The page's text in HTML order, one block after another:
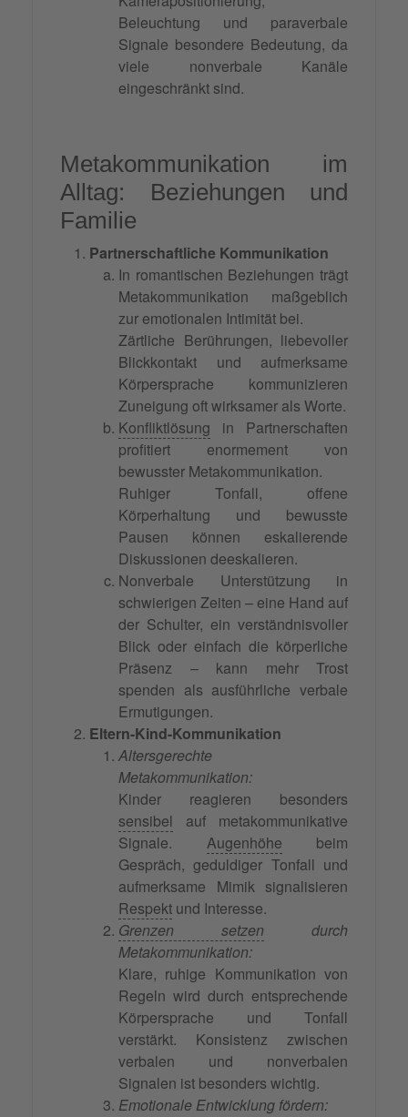
Beleuchtung und paraverbale
Signale besondere Bedeutung, da
viele nonverbale Kanäle
eingeschränkt sind.
Metakommunikation im
Alltag: Beziehungen und
Familie
Partnerschaftliche Kommunikation
In romantischen Beziehungen trägt
Metakommunikation maßgeblich
zur emotionalen Intimität bei.
Zärtliche Berührungen, liebevoller
Blickkontakt und aufmerksame
Körpersprache kommunizieren
Zuneigung oft wirksamer als Worte.
Konfliktlösung in Partnerschaften
profitiert enormement von
bewusster Metakommunikation.
Ruhiger Tonfall, offene
Körperhaltung und bewusste
Pausen können eskalierende
Diskussionen deeskalieren.
Nonverbale Unterstützung in
schwierigen Zeiten – eine Hand auf
der Schulter, ein verständnisvoller
Blick oder einfach die körperliche
Präsenz – kann mehr Trost
spenden als ausführliche verbale
Ermutigungen.
Eltern-Kind-Kommunikation
Altersgerechte
Metakommunikation:
Kinder reagieren besonders
sensibel auf metakommunikative
Signale. Augenhöhe beim
Gespräch, geduldiger Tonfall und
aufmerksame Mimik signalisieren
Respekt und Interesse.
Grenzen setzen durch
Metakommunikation:
Klare, ruhige Kommunikation von
Regeln wird durch entsprechende
Körpersprache und Tonfall
verstärkt. Konsistenz zwischen
verbalen und nonverbalen
Signalen ist besonders wichtig.
Emotionale Entwicklung fördern: